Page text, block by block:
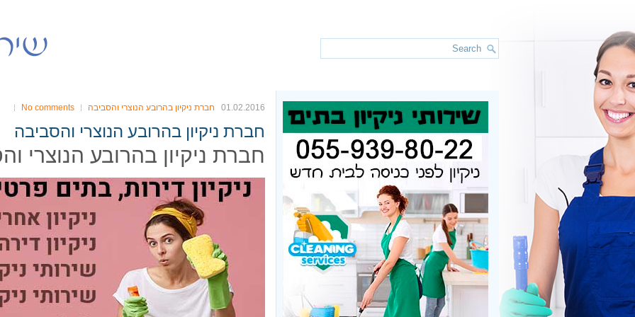
01.02.2016 חברת ניקיון בהרובע הנוצרי והסביבה No comments
חברת ניקיון בהרובע הנוצרי והסביבה
חברת ניקיון בהרובע הנוצרי